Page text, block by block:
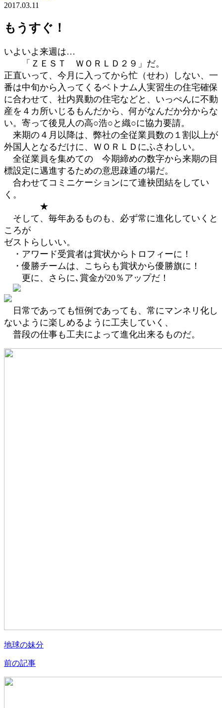
2017.03.11
もうすぐ！
いよいよ来週は…
「ＺＥＳＴ ＷＯＲＬＤ２９」だ。
正直いって、今月に入ってから忙（せわ）しない、一
番は中旬から入ってくるベトナム人実習生の住宅確保
に合わせて、社内異動の住宅などと、いっぺんに不動
産を４カ所いじるもんだから、何がなんだか分からな
い。寄って後見人の高○浩○と織○に協力要請。
来期の４月以降は、弊社の全従業員数の１割以上が
外国人となるだけに、ＷＯＲＬＤにふさわしい。
全従業員を集めての 今期締めの数字から来期の目
標設定に邁進するための意思疎通の場だ。
合わせてコミニケーションにて連袂団結をしてい
く。
★
そして、毎年あるものも、必ず常に進化していくと
ころが
ゼストらしいい。
・アワード受賞者は賞状からトロフィーに！
・優勝チームは、こちらも賞状から優勝旗に！
更に、さらに､賞金が20％アップだ！
日常であっても恒例であっても、常にマンネリ化し
ないように楽しめるように工夫していく、
普段の仕事も工夫によって進化出来るものだ。
地球の妹分
前の記事